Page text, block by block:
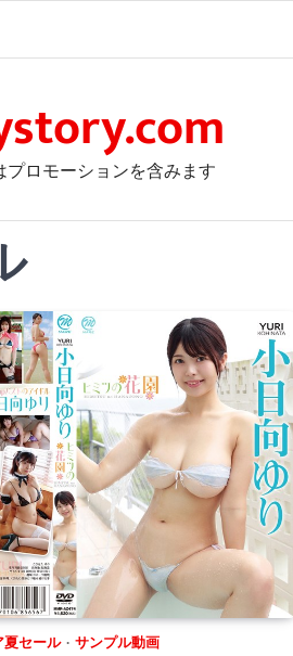
プロモーションを含みます
夏セール サンプル動画